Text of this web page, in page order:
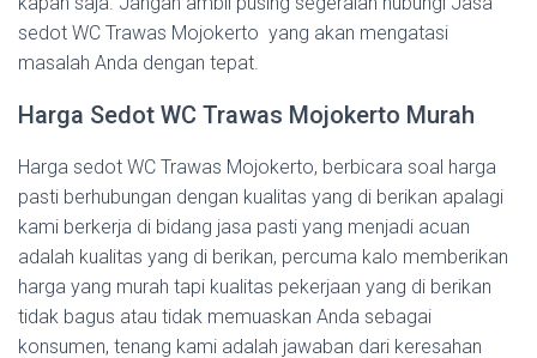
sedot WC Trawas Mojokerto yang akan mengatasi
masalah Anda dengan tepat.
Harga Sedot WC Trawas Mojokerto Murah
Harga sedot WC Trawas Mojokerto, berbicara soal harga
pasti berhubungan dengan kualitas yang di berikan apalagi
kami berkerja di bidang jasa pasti yang menjadi acuan
adalah kualitas yang di berikan, percuma kalo memberikan
harga yang murah tapi kualitas pekerjaan yang di berikan
tidak bagus atau tidak memuaskan Anda sebagai
konsumen, tenang kami adalah jawaban dari keresahan